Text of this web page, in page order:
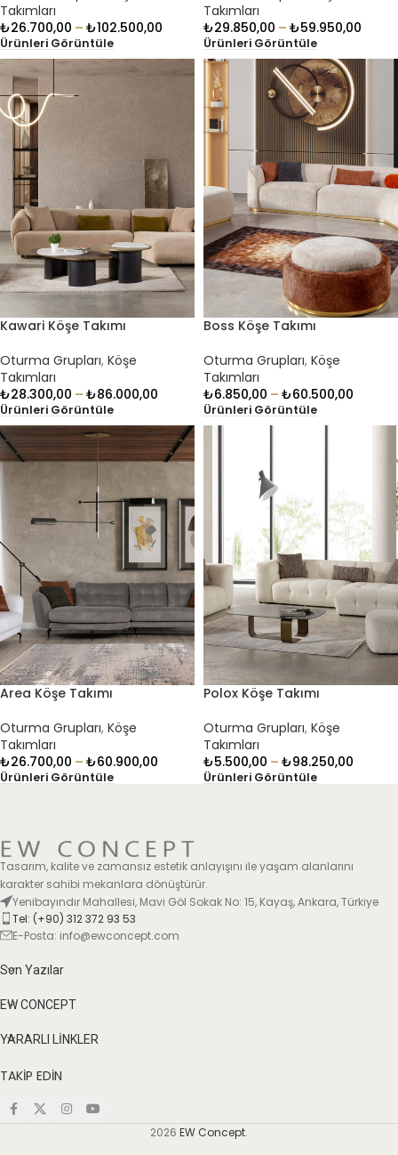
Takımları
₺26.700,00 – ₺102.500,00
Ürünleri Görüntüle
Takımları
₺29.850,00 – ₺59.950,00
Ürünleri Görüntüle
Kawari Köşe Takımı
Oturma Grupları, Köşe
Takımları
₺28.300,00 – ₺86.000,00
Ürünleri Görüntüle
Boss Köşe Takımı
Oturma Grupları, Köşe
Takımları
₺6.850,00 – ₺60.500,00
Ürünleri Görüntüle
Area Köşe Takımı
Oturma Grupları, Köşe
Takımları
₺26.700,00 – ₺60.900,00
Ürünleri Görüntüle
Polox Köşe Takımı
Oturma Grupları, Köşe
Takımları
₺5.500,00 – ₺98.250,00
Ürünleri Görüntüle
Tasarım, kalite ve zamansız estetik anlayışını ile yaşam alanlarını
karakter sahibi mekanlara dönüştürür.
Yenibayındır Mahallesi, Mavi Göl Sokak No: 15, Kayaş, Ankara, Türkiye
Tel: (+90) 312 372 93 53
E-Posta: info@ewconcept.com
Son Yazılar
EW CONCEPT
YARARLI LİNKLER
TAKİP EDİN
2026 EW Concept.